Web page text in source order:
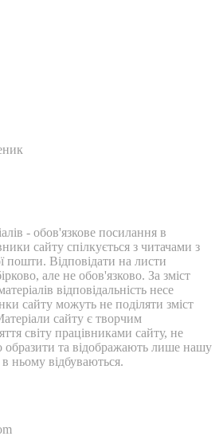
- обов'язкове посилання в
сайту спілкується з читачами з
пошти. Відповідати на листи
але не обов'язково. За зміст
відповідальність несе
сайту можуть не поділяти зміст
сайту є творчим
світу працівниками сайту, не
образити та відображають лише нашу
ньому відбуваються.